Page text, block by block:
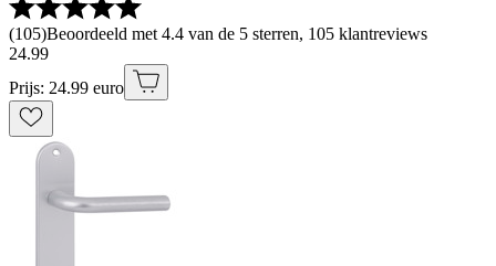
(105)Beoordeeld met 4.4 van de 5 sterren, 105 klantreviews
24.99
Prijs: 24.99 euro